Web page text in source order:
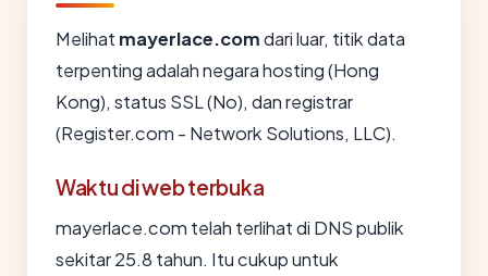
Melihat mayerlace.comdari luar, titik data
terpenting adalah negara hosting (Hong
Kong), status SSL (No), dan registrar
(Register.com - Network Solutions, LLC).
Waktu di web terbuka
mayerlace.com telah terlihat di DNS publik
sekitar 25.8 tahun. Itu cukup untuk